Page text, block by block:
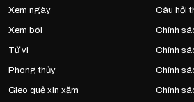
Xem ngày
Xem bói
Tử vi
Phong thủy
Gieo quẻ xin xăm
Câu hỏi
Chính
Chính
Chính
Chính